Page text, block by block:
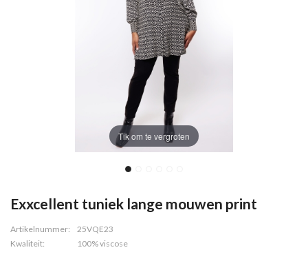
Tik om te vergroten
Exxcellent tuniek lange mouwen print
Artikelnummer:
25VQE23
Kwaliteit:
100% viscose